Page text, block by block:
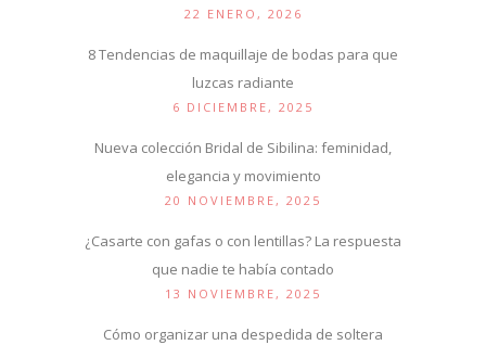
22 ENERO, 2026
8 Tendencias de maquillaje de bodas para que
luzcas radiante
6 DICIEMBRE, 2025
Nueva colección Bridal de Sibilina: feminidad,
elegancia y movimiento
20 NOVIEMBRE, 2025
¿Casarte con gafas o con lentillas? La respuesta
que nadie te había contado
13 NOVIEMBRE, 2025
Cómo organizar una despedida de soltera